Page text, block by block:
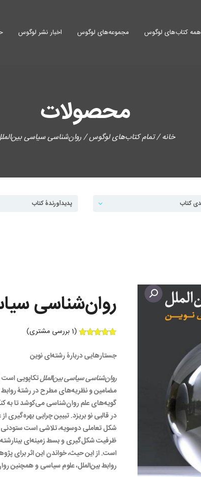
همه کتاب‌های لوگوس مجموعه‌های لوگوس اخبار نشر لوگوس
محصولات
خانه/تمام کتاب‌های لوگوس/ روان‌شناسی سیاسی
روان‌شناسی
در
(
1 بررسی مشتری)
جستارهایی دربارۀ رشته‌ای نوین
روان‌شناسی سیاسی بین‌المللتکاپویی است
مضامین و نظریه‌های مطرح در رشتۀ روابط
گویه‌های علم روان‌شناسی می‌کوشد تا به
در قالبی نو بریزد. تبیین چرایی بهره‌گیری
شکل تعاملی دوسویه، تلاشی است ستودنی و
ظرفیت شکل‌گیری و بسط زمینه‌ای
است. از این حیث، خواندن این اثر برای
روابط بین‌الملل، علوم سیاسی و همچنین